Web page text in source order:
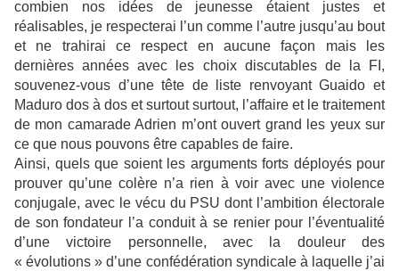
combien nos idées de jeunesse étaient justes et
réalisables, je respecterai l’un comme l’autre jusqu’au bout
et ne trahirai ce respect en aucune façon mais les
dernières années avec les choix discutables de la FI,
souvenez-vous d’une tête de liste renvoyant Guaido et
Maduro dos à dos et surtout surtout, l’affaire et le traitement
de mon camarade Adrien m’ont ouvert grand les yeux sur
ce que nous pouvons être capables de faire.
Ainsi, quels que soient les arguments forts déployés pour
prouver qu’une colère n’a rien à voir avec une violence
conjugale, avec le vécu du PSU dont l’ambition électorale
de son fondateur l’a conduit à se renier pour l’éventualité
d’une victoire personnelle, avec la douleur des
« évolutions » d’une confédération syndicale à laquelle j’ai